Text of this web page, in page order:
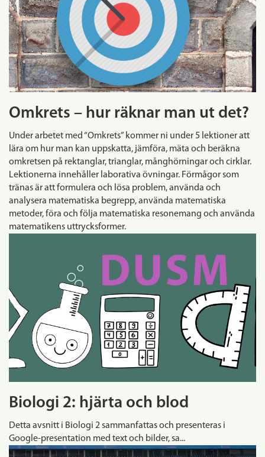
Omkrets – hur räknar man ut det?
Under arbetet med “Omkrets” kommer ni under 5 lektioner att
lära om hur man kan uppskatta, jämföra, mäta och beräkna
omkretsen på rektanglar, trianglar, månghörningar och cirklar.
Lektionerna innehåller laborativa övningar. Förmågor som
tränas är att formulera och lösa problem, använda och
analysera matematiska begrepp, använda matematiska
metoder, föra och följa matematiska resonemang och använda
matematikens uttrycksformer.
Biologi 2: hjärta och blod
Detta avsnitt i Biologi 2 sammanfattas och presenteras i
Google-presentation med text och bilder, sa...